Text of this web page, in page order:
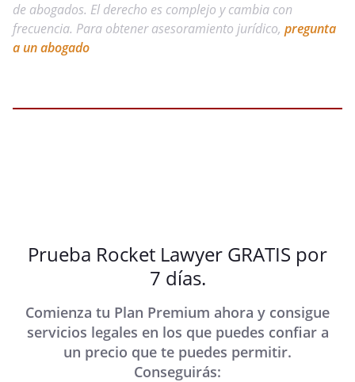
de abogados. El derecho es complejo y cambia con
frecuencia. Para obtener asesoramiento jurídico, pregunta
a un abogado
Prueba Rocket Lawyer GRATIS por
7 días.
Comienza tu Plan Premium ahora y consigue
servicios legales en los que puedes confiar a
un precio que te puedes permitir.
Conseguirás: